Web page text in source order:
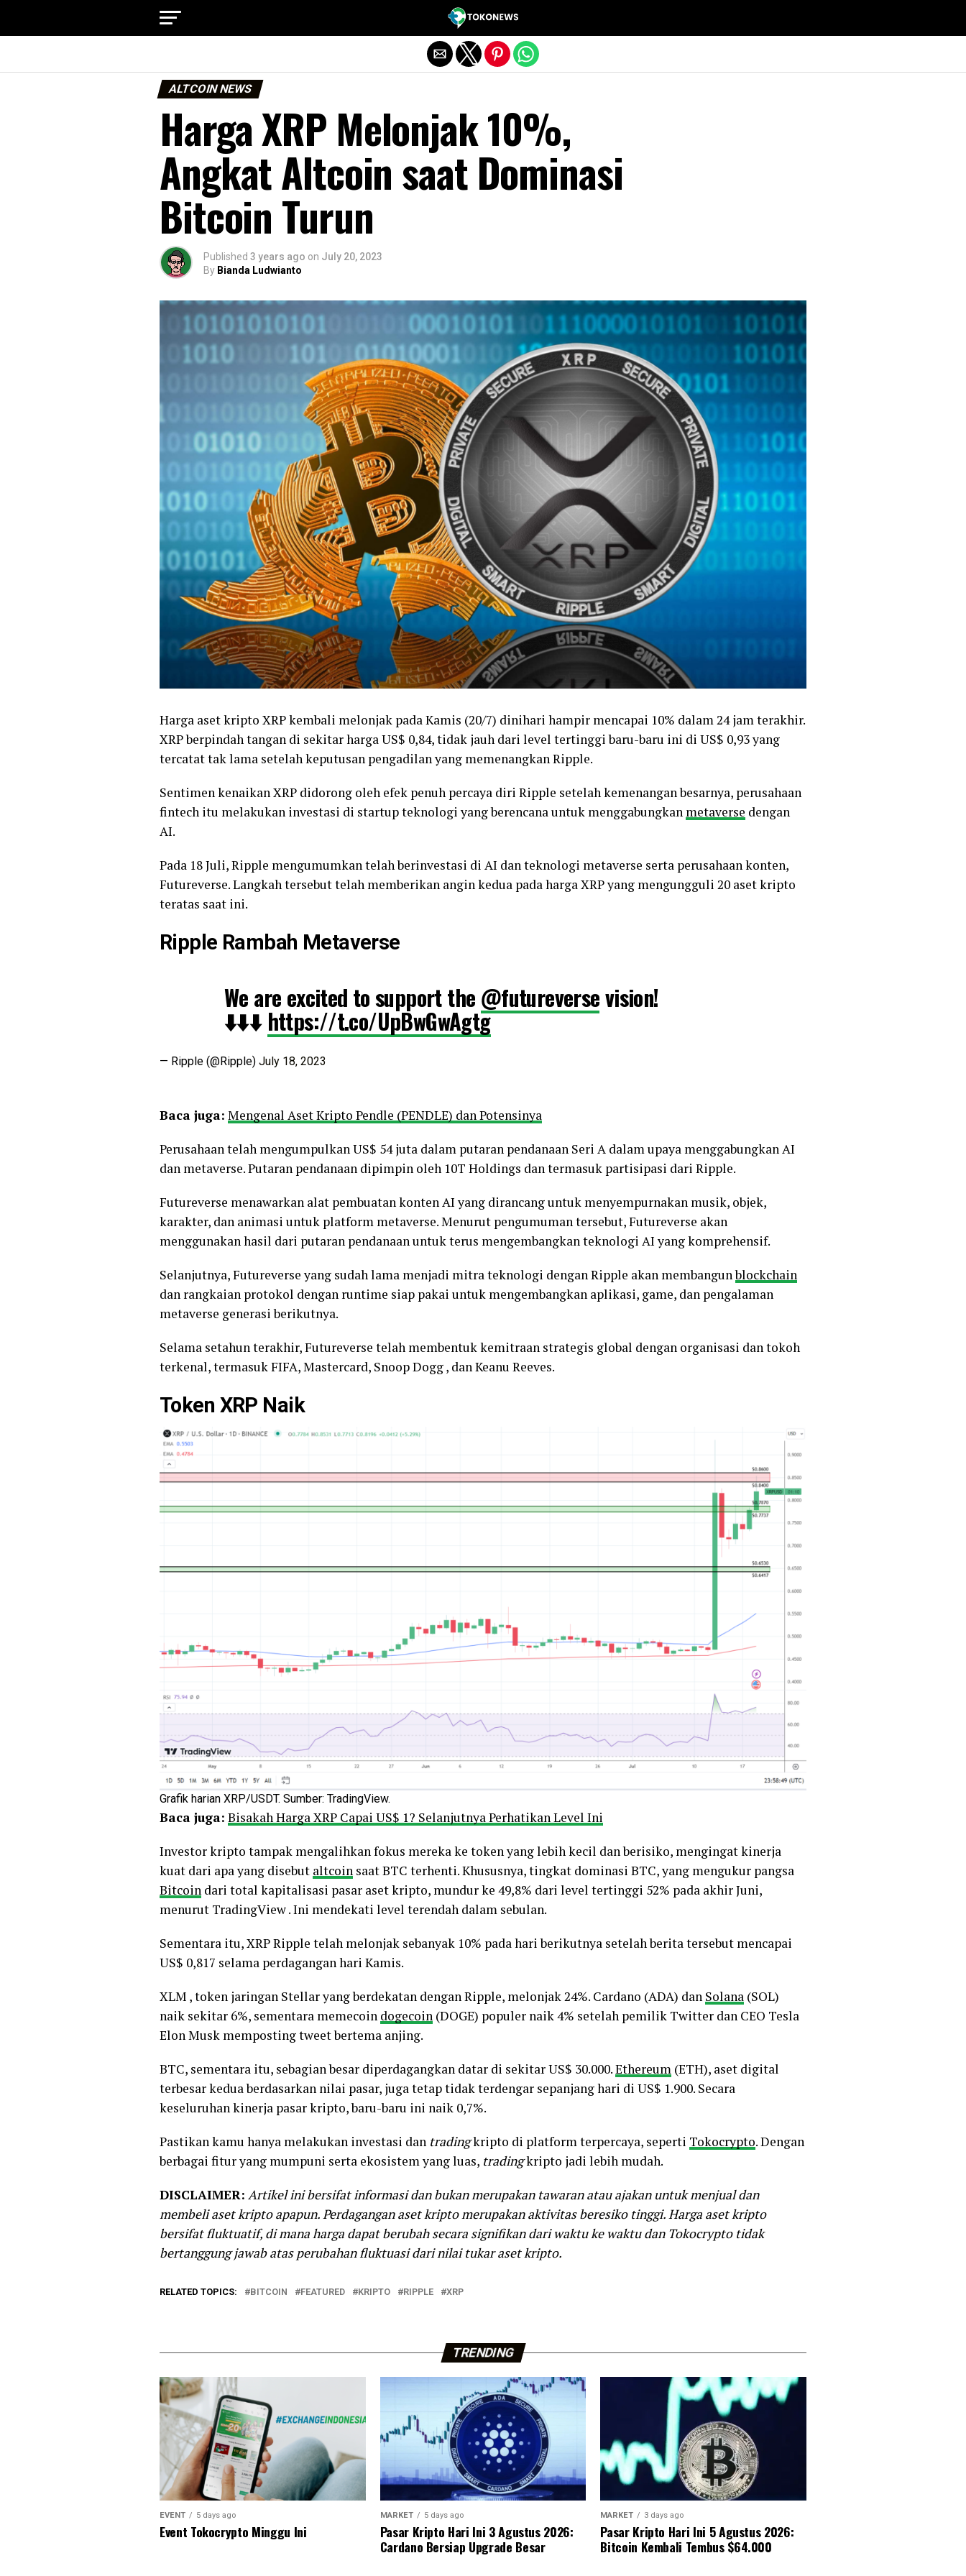
ALTCOIN NEWS
Harga XRP Melonjak 10%,
Angkat Altcoin saat Dominasi
Bitcoin Turun
Published 3 years ago on July 20, 2023
By Bianda Ludwianto
Harga aset kripto XRP kembali melonjak pada Kamis (20/7) dinihari hampir mencapai 10% dalam 24 jam terakhir.
XRP berpindah tangan di sekitar harga US$ 0,84, tidak jauh dari level tertinggi baru-baru ini di US$ 0,93 yang
tercatat tak lama setelah keputusan pengadilan yang memenangkan Ripple.
Sentimen kenaikan XRP didorong oleh efek penuh percaya diri Ripple setelah kemenangan besarnya, perusahaan
fintech itu melakukan investasi di startup teknologi yang berencana untuk menggabungkan metaverse dengan
AI.
Pada 18 Juli, Ripple mengumumkan telah berinvestasi di AI dan teknologi metaverse serta perusahaan konten,
Futureverse. Langkah tersebut telah memberikan angin kedua pada harga XRP yang mengungguli 20 aset kripto
teratas saat ini.
Ripple Rambah Metaverse
We are excited to support the @futureversevision!
⬇️⬇️⬇️ https://t.co/UpBwGwAgtg
— Ripple (@Ripple) July 18, 2023
Baca juga: Mengenal Aset Kripto Pendle (PENDLE) dan Potensinya
Perusahaan telah mengumpulkan US$ 54 juta dalam putaran pendanaan Seri A dalam upaya menggabungkan AI
dan metaverse. Putaran pendanaan dipimpin oleh 10T Holdings dan termasuk partisipasi dari Ripple.
Futureverse menawarkan alat pembuatan konten AI yang dirancang untuk menyempurnakan musik, objek,
karakter, dan animasi untuk platform metaverse. Menurut pengumuman tersebut, Futureverse akan
menggunakan hasil dari putaran pendanaan untuk terus mengembangkan teknologi AI yang komprehensif.
Selanjutnya, Futureverse yang sudah lama menjadi mitra teknologi dengan Ripple akan membangunblockchain
dan rangkaian protokol dengan runtime siap pakai untuk mengembangkan aplikasi, game, dan pengalaman
metaverse generasi berikutnya.
Selama setahun terakhir, Futureverse telah membentuk kemitraan strategis global dengan organisasi dan tokoh
terkenal, termasuk FIFA, Mastercard, Snoop Dogg , dan Keanu Reeves.
Token XRP Naik
Grafik harian XRP/USDT. Sumber: TradingView.
Baca juga: Bisakah Harga XRP Capai US$ 1? Selanjutnya Perhatikan Level Ini
Investor kripto tampak mengalihkan fokus mereka ke token yang lebih kecil dan berisiko, mengingat kinerja
kuat dari apa yang disebut altcoin saat BTC terhenti. Khususnya, tingkat dominasi BTC, yang mengukur pangsa
Bitcoin dari total kapitalisasi pasar aset kripto, mundur ke 49,8% dari level tertinggi 52% pada akhir Juni,
menurut TradingView . Ini mendekati level terendah dalam sebulan.
Sementara itu, XRP Ripple telah melonjak sebanyak 10% pada hari berikutnya setelah berita tersebut mencapai
US$ 0,817 selama perdagangan hari Kamis.
XLM , token jaringan Stellar yang berdekatan dengan Ripple, melonjak 24%. Cardano (ADA) dan Solana (SOL)
naik sekitar 6%, sementara memecoin dogecoin (DOGE) populer naik 4% setelah pemilik Twitter dan CEO Tesla
Elon Musk memposting tweet bertema anjing.
BTC, sementara itu, sebagian besar diperdagangkan datar di sekitar US$ 30.000.Ethereum (ETH), aset digital
terbesar kedua berdasarkan nilai pasar, juga tetap tidak terdengar sepanjang hari di US$ 1.900. Secara
keseluruhan kinerja pasar kripto, baru-baru ini naik 0,7%.
Pastikan kamu hanya melakukan investasi dan tradingkripto di platform terpercaya, seperti Tokocrypto. Dengan
berbagai fitur yang mumpuni serta ekosistem yang luas, tradingkripto jadi lebih mudah.
DISCLAIMER: Artikel ini bersifat informasi dan bukan merupakan tawaran atau ajakan untuk menjual dan
membeli aset kripto apapun. Perdagangan aset kripto merupakan aktivitas beresiko tinggi. Harga aset kripto
bersifat fluktuatif, di mana harga dapat berubah secara signifikan dari waktu ke waktu dan Tokocrypto tidak
bertanggung jawab atas perubahan fluktuasi dari nilai tukar aset kripto.
RELATED TOPICS: BITCOIN FEATURED KRIPTO RIPPLE XRP
TRENDING
EVENT 5 days ago
Event Tokocrypto Minggu Ini
MARKET 5 days ago
Pasar Kripto Hari Ini 3 Agustus 2026:
Cardano Bersiap Upgrade Besar
MARKET 3 days ago
Pasar Kripto Hari Ini 5 Agustus 2026:
Bitcoin Kembali Tembus $64.000
Exit mobile version